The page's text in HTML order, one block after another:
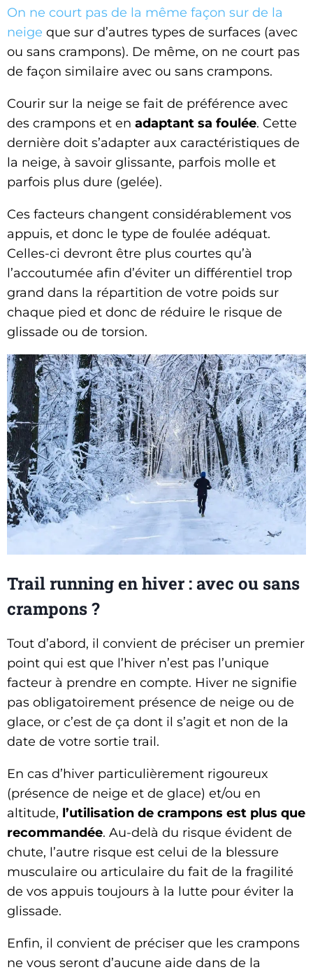
On ne court pas de la même façon sur de la
neige que sur d’autres types de surfaces (avec
ou sans crampons). De même, on ne court pas
de façon similaire avec ou sans crampons.
Courir sur la neige se fait de préférence avec
des crampons et en adaptant sa foulée. Cette
dernière doit s’adapter aux caractéristiques de
la neige, à savoir glissante, parfois molle et
parfois plus dure (gelée).
Ces facteurs changent considérablement vos
appuis, et donc le type de foulée adéquat.
Celles-ci devront être plus courtes qu’à
l’accoutumée afin d’éviter un différentiel trop
grand dans la répartition de votre poids sur
chaque pied et donc de réduire le risque de
glissade ou de torsion.
Trail running en hiver : avec ou sans
crampons ?
Tout d’abord, il convient de préciser un premier
point qui est que l’hiver n’est pas l’unique
facteur à prendre en compte. Hiver ne signifie
pas obligatoirement présence de neige ou de
glace, or c’est de ça dont il s’agit et non de la
date de votre sortie trail.
En cas d’hiver particulièrement rigoureux
(présence de neige et de glace) et/ou en
altitude, l’utilisation de crampons est plus que
recommandée. Au-delà du risque évident de
chute, l’autre risque est celui de la blessure
musculaire ou articulaire du fait de la fragilité
de vos appuis toujours à la lutte pour éviter la
glissade.
Enfin, il convient de préciser que les crampons
ne vous seront d’aucune aide dans de la